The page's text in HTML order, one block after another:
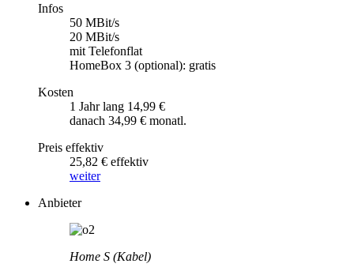
Infos
50 MBit/s
20 MBit/s
mit Telefonflat
HomeBox 3 (optional): gratis
Kosten
1 Jahr lang 14,99 €
danach 34,99 € monatl.
Preis effektiv
25,82 € effektiv
weiter
Anbieter
Home S (Kabel)